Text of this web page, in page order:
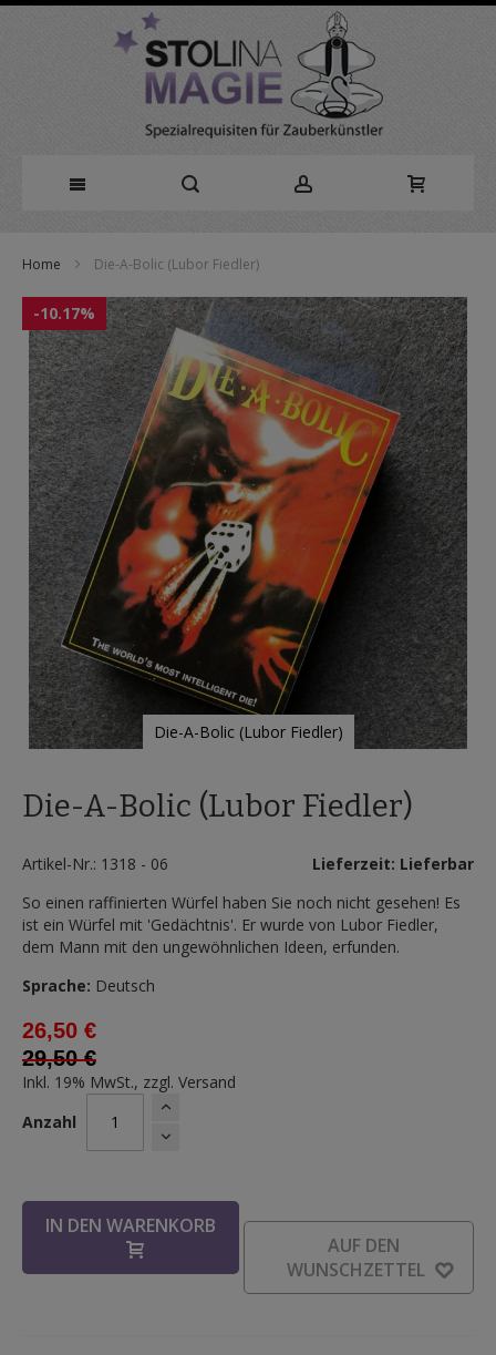
zumHome Die-A-Bolic (Lubor Fiedler)
Zum
Ende
der
Bildergalerie
springen
Die-A-Bolic (Lubor Fiedler)
der
-10.17%
Die-A-Bolic (Lubor Fiedler)
Artikel-Nr.: 1318 - 06
Lieferzeit: Lieferbar
So einen raffinierten Würfel haben Sie noch nicht gesehen! Es
ist ein Würfel mit 'Gedächtnis'. Er wurde von Lubor Fiedler,
dem Mann mit den ungewöhnlichen Ideen, erfunden.
Sprache: Deutsch
26,50 €
29,50 €
Inkl. 19% MwSt., zzgl. Versand
Anzahl
IN DEN WARENKORB
AUF DEN
WUNSCHZETTEL